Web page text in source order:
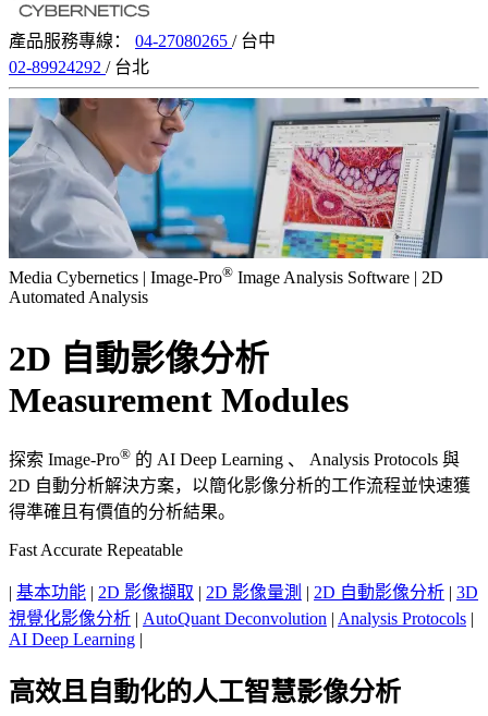
產品服務專線： 04-27080265 / 台中
02-89924292 / 台北
Media Cybernetics | Image-Pro® Image Analysis Software | 2D
Automated Analysis
2D 自動影像分析
Measurement Modules
探索 Image-Pro® 的 AI Deep Learning 、 Analysis Protocols 與
2D 自動分析解決方案，以簡化影像分析的工作流程並快速獲
得準確且有價值的分析結果。
Fast Accurate Repeatable
| 基本功能 | 2D 影像擷取 | 2D 影像量測 | 2D 自動影像分析 | 3D
視覺化影像分析 | AutoQuant Deconvolution | Analysis Protocols |
AI Deep Learning |
高效且自動化的人工智慧影像分析